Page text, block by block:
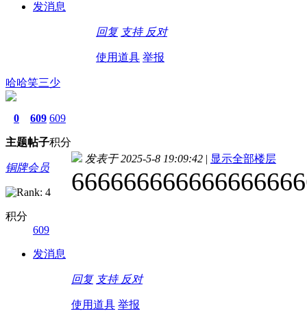
发消息
回复 支持 反对
使用道具 举报
哈哈笑三少
0
主题
609
帖子
609
积分
铜牌会员
积分
609
发消息
发表于 2025-5-8 19:09:42 | 显示全部楼层
回复 支持 反对
使用道具 举报